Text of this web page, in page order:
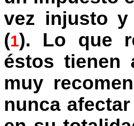
vez injusto y
(1). Lo que
éstos tienen
muy
nunca